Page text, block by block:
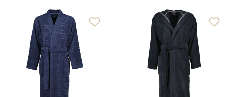
Durchschnittliche